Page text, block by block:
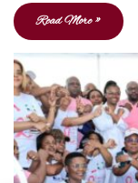
Read More »